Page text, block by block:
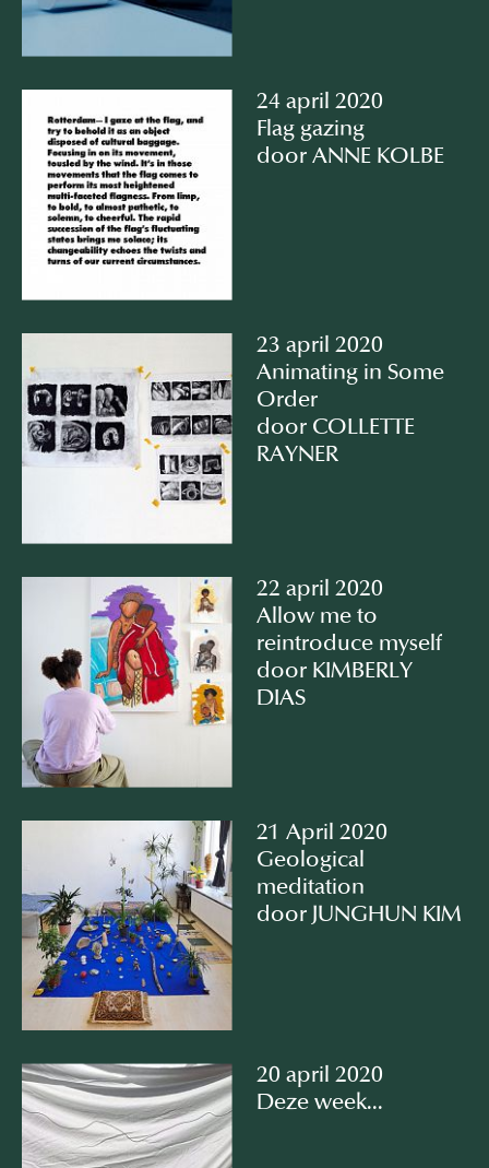
24 april 2020
Flag gazing
door ANNE KOLBE
23 april 2020
Animating in Some
Order
door COLLETTE
RAYNER
22 april 2020
Allow me to
reintroduce myself
door KIMBERLY
DIAS
21 April 2020
Geological
meditation
door JUNGHUN KIM
20 april 2020
Deze week...